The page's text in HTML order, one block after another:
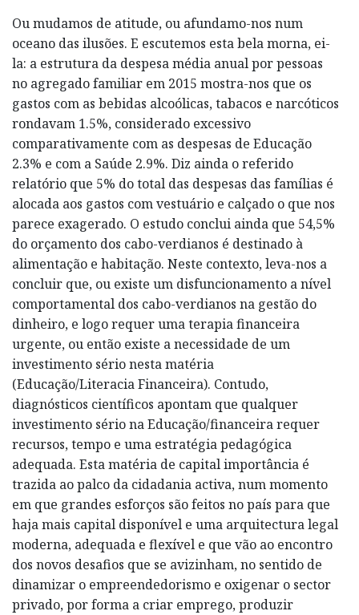
Ou mudamos de atitude, ou afundamo-nos num
oceano das ilusões. E escutemos esta bela morna, ei-
la: a estrutura da despesa média anual por pessoas
no agregado familiar em 2015 mostra-nos que os
gastos com as bebidas alcoólicas, tabacos e narcóticos
rondavam 1.5%, considerado excessivo
comparativamente com as despesas de Educação
2.3% e com a Saúde 2.9%. Diz ainda o referido
relatório que 5% do total das despesas das famílias é
alocada aos gastos com vestuário e calçado o que nos
parece exagerado. O estudo conclui ainda que 54,5%
do orçamento dos cabo-verdianos é destinado à
alimentação e habitação. Neste contexto, leva-nos a
concluir que, ou existe um disfuncionamento a nível
comportamental dos cabo-verdianos na gestão do
dinheiro, e logo requer uma terapia financeira
urgente, ou então existe a necessidade de um
investimento sério nesta matéria
(Educação/Literacia Financeira). Contudo,
diagnósticos científicos apontam que qualquer
investimento sério na Educação/financeira requer
recursos, tempo e uma estratégia pedagógica
adequada. Esta matéria de capital importância é
trazida ao palco da cidadania activa, num momento
em que grandes esforços são feitos no país para que
haja mais capital disponível e uma arquitectura legal
moderna, adequada e flexível e que vão ao encontro
dos novos desafios que se avizinham, no sentido de
dinamizar o empreendedorismo e oxigenar o sector
privado, por forma a criar emprego, produzir